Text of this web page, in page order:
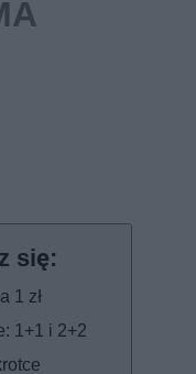
1 zł
1+1 i 2+2